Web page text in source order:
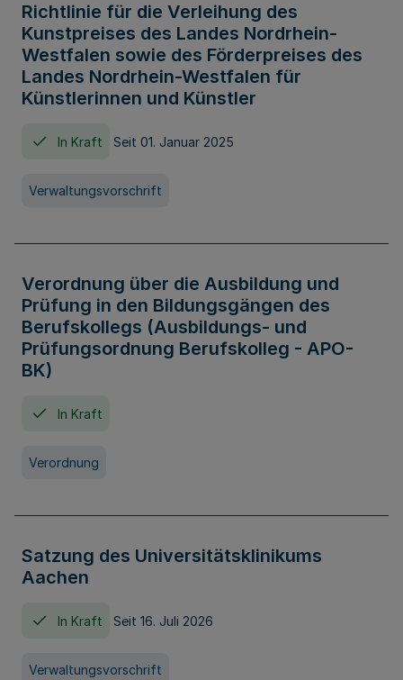
Richtlinie für die Verleihung des
Kunstpreises des Landes Nordrhein-
Westfalen sowie des Förderpreises des
Landes Nordrhein-Westfalen für
Künstlerinnen und Künstler
In Kraft Seit 01. Januar 2025
Verwaltungsvorschrift
Verordnung über die Ausbildung und
Prüfung in den Bildungsgängen des
Berufskollegs (Ausbildungs- und
Prüfungsordnung Berufskolleg - APO-
BK)
In Kraft
Verordnung
Satzung des Universitätsklinikums
Aachen
In Kraft Seit 16. Juli 2026
Verwaltungsvorschrift